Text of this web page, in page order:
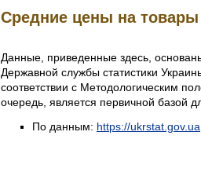
Средние цены на товары
Данные, приведенные здесь,
Державной службы статистики
соответствии с Методологическим
очередь, является первичной базой
По данным: https://ukrstat.gov.ua